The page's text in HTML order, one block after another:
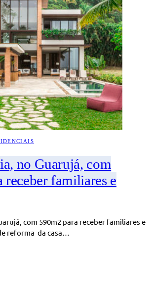
no Guarujá, com
receber familiares e
com 590m2 para receber familiares e
reforma da casa…